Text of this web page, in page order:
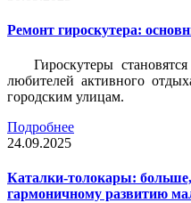
Ремонт гироскутера:
Гироскутеры
любителей активного
городским улицам.
Подробнее
24.09.2025
Каталки-толокары:
гармоничному развитию